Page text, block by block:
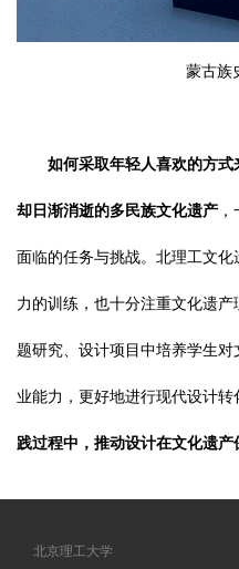
蒙古族
如何采取年轻人喜欢的方
却日渐消逝的多民族文化遗产
面临的任务与挑战。北理工文
力的训练，也十分注重文化遗
题研究、设计项目中培养学生
业能力，更好地进行现代设计转
践过程中，推动设计在文化遗
北京理工大学